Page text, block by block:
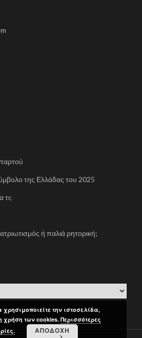
της Ελλάδας του 2025
τι;
ή παλιά ρητορική;
την ιστοσελίδα,
χρήση των cookies.Περισσότερες
ΑΠΟΔΟΧΗ